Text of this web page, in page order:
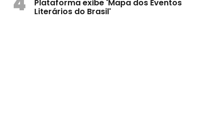
Plataforma exibe 'Mapa dos Eventos
Literários do Brasil'